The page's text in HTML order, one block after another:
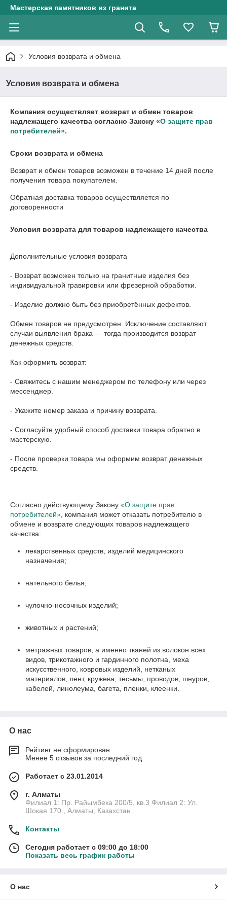
Мастерская памятников из гранита
Условия возврата и обмена
Условия возврата и обмена
Компания осуществляет возврат и обмен товаров
надлежащего качества согласно Закону «О защите прав
потребителей».
Сроки возврата и обмена
Возврат и обмен товаров возможен в течение 14 дней после
получения товара покупателем.
Обратная доставка товаров осуществляется по
договоренности
Условия возврата для товаров надлежащего качества
Дополнительные условия возврата
- Возврат возможен только на гранитные изделия без
индивидуальной гравировки или фрезерной обработки.
- Изделие должно быть без приобретённых дефектов.
Обмен товаров не предусмотрен. Исключение составляют
случаи выявления брака — тогда производится возврат
денежных средств.
Как оформить возврат:
- Свяжитесь с нашим менеджером по телефону или через
мессенджер.
- Укажите номер заказа и причину возврата.
- Согласуйте удобный способ доставки товара обратно в
мастерскую.
- После проверки товара мы оформим возврат денежных
средств.
Согласно действующему Закону «О защите прав
потребителей» , компания может отказать потребителю в
обмене и возврате следующих товаров надлежащего
качества:
лекарственных средств, изделий медицинского
назначения;
нательного белья;
чулочно-носочных изделий;
животных и растений;
метражных товаров, а именно тканей из волокон всех
видов, трикотажного и гардинного полотна, меха
искусственного, ковровых изделий, нетканых
материалов, лент, кружева, тесьмы, проводов, шнуров,
кабелей, линолеума, багета, пленки, клеенки.
О нас
Рейтинг не сформирован
Менее 5 отзывов за последний год
Работает с 23.01.2014
г. Алматы
Филиал 1: Пр. Райымбека 200/5, кв.3 Филиал 2: Ул.
Шокая 170., Алматы, Казахстан
Контакты
Сегодня работает с 09:00 до 18:00
Показать весь график работы
О нас